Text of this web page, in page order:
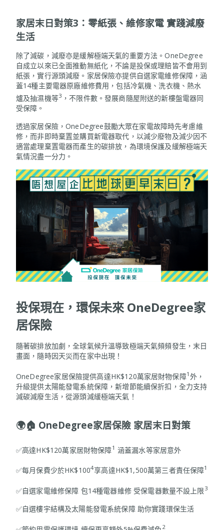
家居末日對策3：零紙張、維修家電 實踐減廢
生活
除了減碳，減廢亦是緩解極端天氣的重要方法。OneDegree
自成立以來已全面推動無紙化，不論是投保或理賠皆不會用到
紙張，實行源頭減廢。家居保險亦提供自選家電維修保障，涵
蓋14種主要電器原廠維修費用，包括冷氣機、洗衣機、熱水
爐及抽濕機等3 ，不限件數。發展商隨屋附送的新樓盤電器同
受保障。
透過家居保險，OneDegree鼓勵大眾在家電故障時先考慮維
修，而非即時棄置並購買新電器取代，以減少廢物及減少因不
適當處理棄置電器而產生的碳排放，為環境保護及緩解極端天
氣情況盡一分力。
投保現在，環保未來 OneDegree家
居保險
隨著碳排放加劇，全球氣候升溫導致極端天氣頻頻發生，末日
畫面，隨時因天災而在家中出現！
OneDegree家居保險提供高達HK$120萬家居財物保障1 外，
升級提供太陽能發電系統保障，新增節能續保折扣，全力支持
減碳減廢生活，從源頭減緩極端天氣！
🌍🏠 OneDegree家居保險 家居末日對策
✅高達HK$120萬家居財物保障1 涵蓋漏水等家居意外
✅每月保費少於HK$1004享高達HK$1,500萬第三者責任保障1
✅自選家電維修保障 包14種電器維修 受保電器數量不設上限 3
✅自選樓宇結構及太陽能發電系統保障 助你實踐環保生活
2